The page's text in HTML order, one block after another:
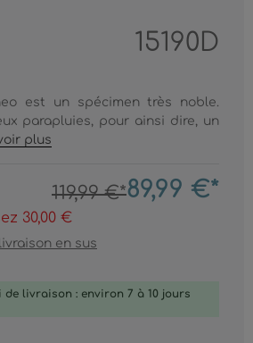
15190D
est un spécimen très noble.
parapluies, pour ainsi dire, un
plus
119,99 €*89,99 €*
30,00 €
en sus
de livraison : environ 7 à 10 jours